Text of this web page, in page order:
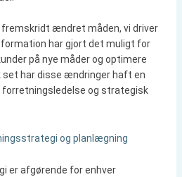
fremskridt ændret måden, vi driver
har gjort det muligt for
på nye måder og optimere
set har disse ændringer haft en
forretningsledelse og strategisk
og planlægning
er afgørende for enhver